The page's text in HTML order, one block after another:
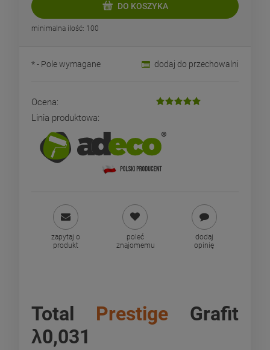
DO KOSZYKA
minimalna ilość: 100
dodaj do przechowalni
*- Pole wymagane
Ocena:
Linia produktowa:
zapytaj o
produkt
poleć
znajomemu
dodaj
opinię
Total Prestige Grafit
λ0,031